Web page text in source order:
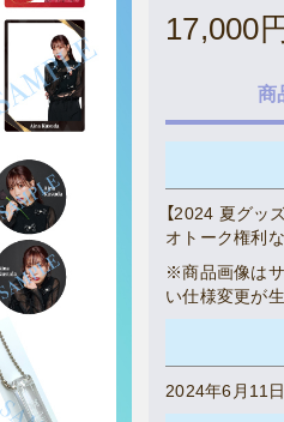
17,000円
商
【2024 夏グッ
オトーク権利
※商品画像は
い仕様変更が
2024年6月11